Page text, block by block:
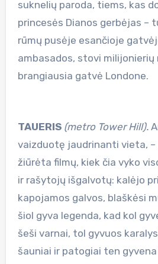
suknelių paroda, tiems, kas
princesės Dianos gerbėjas –
rūmų pusėje esančioje
ambasados, stovi milijonierių
brangiausia gatvė Londone.
TAUERIS (metro Tower Hill).
vaizduotę jaudrinanti vieta,
žiūrėta filmų, kiek čia vyko
ir rašytojų išgalvotų: kalėjo
kapojamos galvos, blaškėsi
šiol gyva legenda, kad kol
šeši varnai, tol gyvuos
šauniai ir patogiai ten